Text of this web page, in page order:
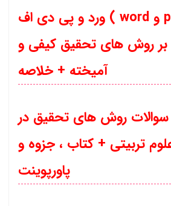
ورد و پی دی اف ( word و pdf ) کتاب قابل
روش های تحقیق کیفی و
آمیخته + خلاصه
سوالات روش های تحقیق در
تربیتی + کتاب ، جزوه و
پاورپوینت